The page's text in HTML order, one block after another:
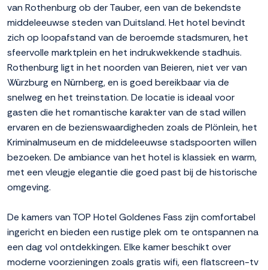
van Rothenburg ob der Tauber, een van de bekendste
middeleeuwse steden van Duitsland. Het hotel bevindt
zich op loopafstand van de beroemde stadsmuren, het
sfeervolle marktplein en het indrukwekkende stadhuis.
Rothenburg ligt in het noorden van Beieren, niet ver van
Würzburg en Nürnberg, en is goed bereikbaar via de
snelweg en het treinstation. De locatie is ideaal voor
gasten die het romantische karakter van de stad willen
ervaren en de bezienswaardigheden zoals de Plönlein, het
Kriminalmuseum en de middeleeuwse stadspoorten willen
bezoeken. De ambiance van het hotel is klassiek en warm,
met een vleugje elegantie die goed past bij de historische
omgeving.
De kamers van TOP Hotel Goldenes Fass zijn comfortabel
ingericht en bieden een rustige plek om te ontspannen na
een dag vol ontdekkingen. Elke kamer beschikt over
moderne voorzieningen zoals gratis wifi, een flatscreen-tv